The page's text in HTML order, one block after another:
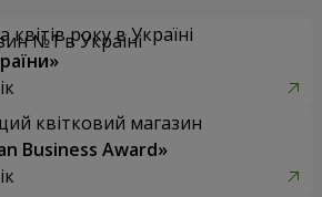
квітів року в Україні
квітковий магазин
Business Award»